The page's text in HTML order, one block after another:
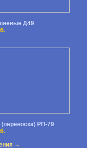
Д49
РП-79
→